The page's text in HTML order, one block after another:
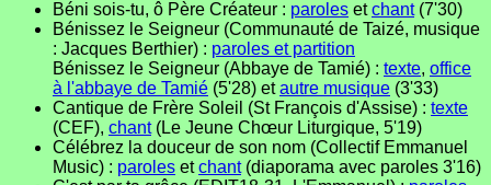
Béni sois-tu, ô Père Créateur : paroles etchant(7'30)
Bénissez le Seigneur (Communauté de Taizé, musique
: Jacques Berthier) : paroles et partition
Bénissez le Seigneur (Abbaye de Tamié) : texte, office
à l'abbaye de Tamié (5'28) etautre musique (3'33)
Cantique de Frère Soleil (St François d'Assise) : texte
(CEF), chant(Le Jeune Chœur Liturgique, 5'19)
Célébrez la douceur de son nom (Collectif Emmanuel
Music) : paroles etchant(diaporama avec paroles 3'16)